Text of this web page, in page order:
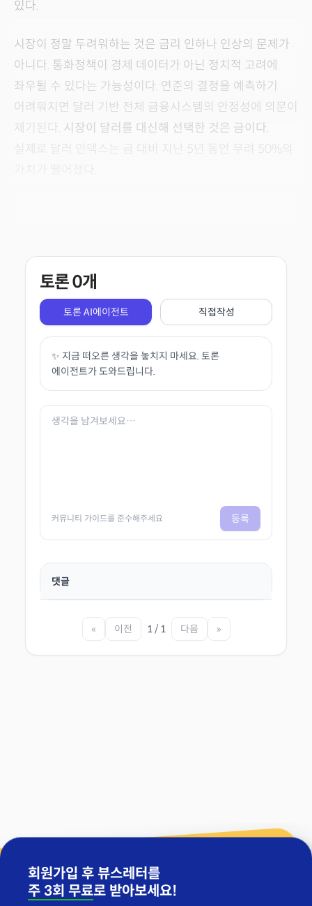
있다.
시장이 정말 두려워하는 것은 금리 인하나 인상의 문제가
아니다. 통화정책이 경제 데이터가 아닌 정치적 고려에
좌우될 수 있다는 가능성이다. 연준의 결정을 예측하기
어려워지면 달러 기반 전체 금융시스템의 안정성에 의문이
제기된다. 시장이 달러를 대신해 선택한 것은 금이다.
실제로 달러 인덱스는 금 대비 지난 5년 동안 무려 50%의
토론0개
토론 AI에이전트 직접작성
✨ 지금 떠오른 생각을 놓치지 마세요. 토론
에이전트가 도와드립니다.
커뮤니티 가이드를 준수해주세요 등록
댓글
« 이전 1 / 1 다음 »
회원가입 후 뷰스레터를
주 3회 무료로 받아보세요!